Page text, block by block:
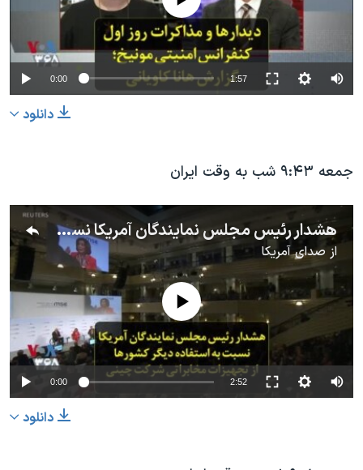
0:00 1:57
دانلود
جمعه ۹:۴۳ شب به وقت ایران
هشدار رئیس مجلس نمایندگان آمریکا نسبت به استفاده دیگر کشورها از تجهیزات مخابراتی شرکت چینی
ازصدای آمریکا
No media source currently available
0:00 2:52
دانلود